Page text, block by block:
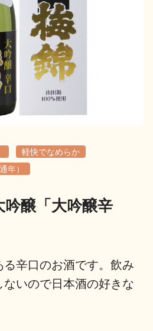
地酒解体新書
軽快でなめらか
年）
醸「大吟醸辛
辛口のお酒です。飲み
いので日本酒の好きな